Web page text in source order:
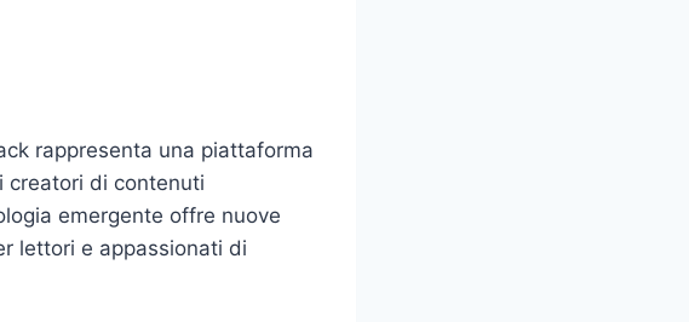
rappresenta una piattaforma
creatori di contenuti
emergente offre nuove
lettori e appassionati di